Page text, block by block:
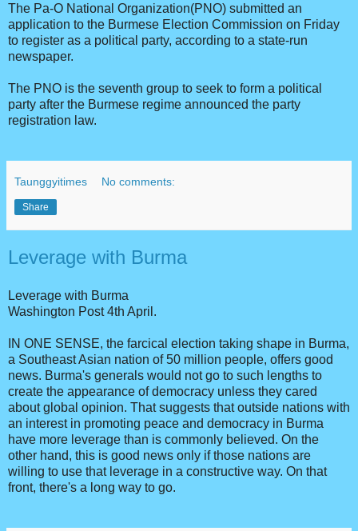
The Pa-O National Organization(PNO) submitted an
application to the Burmese Election Commission on Friday
to register as a political party, according to a state-run
newspaper.
The PNO is the seventh group to seek to form a political
party after the Burmese regime announced the party
registration law.
Taunggyitimes No comments:
Share
Leverage with Burma
Leverage with Burma
Washington Post 4th April.
IN ONE SENSE, the farcical election taking shape in Burma,
a Southeast Asian nation of 50 million people, offers good
news. Burma's generals would not go to such lengths to
create the appearance of democracy unless they cared
about global opinion. That suggests that outside nations with
an interest in promoting peace and democracy in Burma
have more leverage than is commonly believed. On the
other hand, this is good news only if those nations are
willing to use that leverage in a constructive way. On that
front, there's a long way to go.